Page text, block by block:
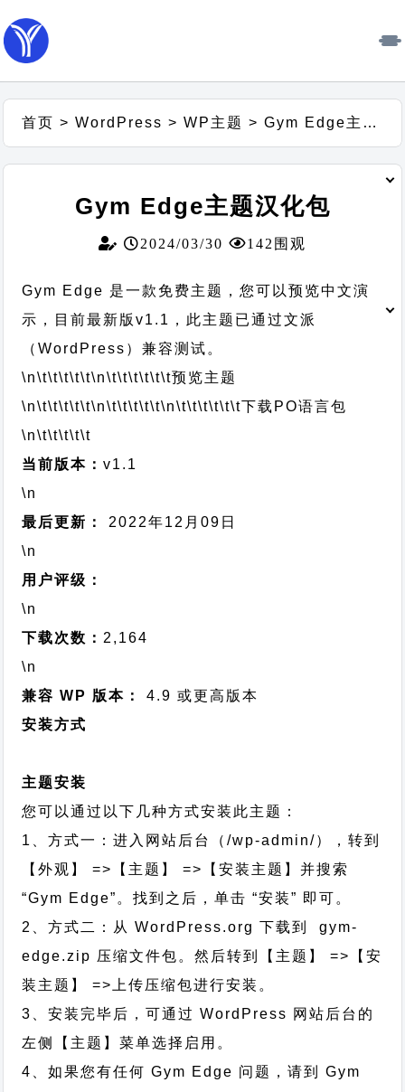
首页 >WordPress >WP主题 >Gym Edge主题汉化包
Gym Edge主题汉化包
2024/03/30 142围观
Gym Edge 是一款免费主题，您可以预览中文演
示，目前最新版v1.1，此主题已通过文派
（WordPress）兼容测试。
\n\t\t\t\t\t\n\t\t\t\t\t\t预览主题
\n\t\t\t\t\t\n\t\t\t\t\t\n\t\t\t\t\t\t下载PO语言包
\n\t\t\t\t\t
当前版本：v1.1
\n
最后更新：
2022年12月09日
\n
用户评级：
\n
下载次数： 2,164
\n
兼容 WP 版本：
4.9 或更高版本
安装方式
主题安装
您可以通过以下几种方式安装此主题：
1、方式一：进入网站后台（/wp-admin/），转到
【外观】 =>【主题】 =>【安装主题】并搜索
“Gym Edge”。找到之后，单击 “安装” 即可。
2、方式二：从 WordPress.org 下载到 gym-
edge.zip 压缩文件包。然后转到【主题】 =>【安
装主题】 =>上传压缩包进行安装。
3、安装完毕后，可通过 WordPress 网站后台的
左侧【主题】菜单选择启用。
4、如果您有任何 Gym Edge 问题，请到 Gym